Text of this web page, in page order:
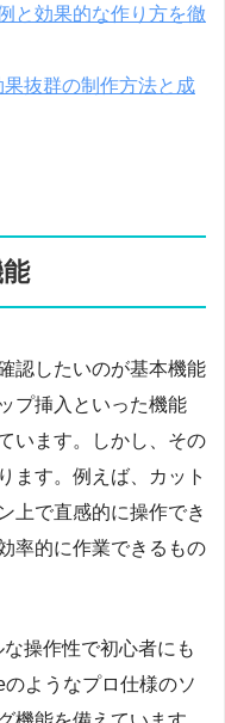
と効果的な作り方を徹
抜群の制作方法と成
認したいのが基本機能
プ挿入といった機能
います。しかし、その
ます。例えば、カット
上で直感的に操作でき
率的に作業できるもの
操作性で初心者にも
ようなプロ仕様のソ